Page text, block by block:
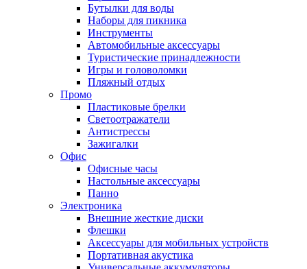
Бутылки для воды
Наборы для пикника
Инструменты
Автомобильные аксессуары
Туристические принадлежности
Игры и головоломки
Пляжный отдых
Промо
Пластиковые брелки
Светоотражатели
Антистрессы
Зажигалки
Офис
Офисные часы
Настольные аксессуары
Панно
Электроника
Внешние жесткие диски
Флешки
Аксессуары для мобильных устройств
Портативная акустика